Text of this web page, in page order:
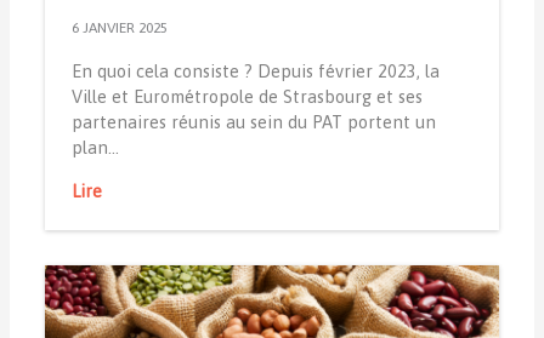
6 JANVIER 2025
En quoi cela consiste ? Depuis février 2023, la
Ville et Eurométropole de Strasbourg et ses
partenaires réunis au sein du PAT portent un
plan…
Lire